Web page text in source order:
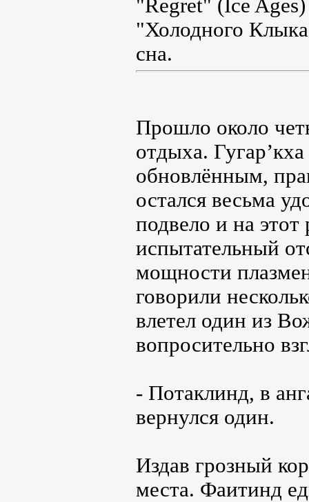
"Regret" (Ice
"Холодного
сна.
Прошло около
отдыха.
обновлённым,
остался весьма
подвело и на
испытательный
мощности
говорили
влетел один из
вопросительно
- Потаклинд, в
вернулся один.
Издав грозный
места. Фаитинд